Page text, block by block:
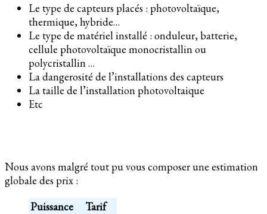
Le type de capteurs placés : photovoltaïque,
thermique, hybride…
Le type de matériel installé : onduleur, batterie,
cellule photovoltaïque monocristallin ou
polycristallin …
La dangerosité de l’installations des capteurs
La taille de l’installation photovoltaique
Etc
Nous avons malgré tout pu vous composer une estimation
globale des prix :
Puissance
Tarif